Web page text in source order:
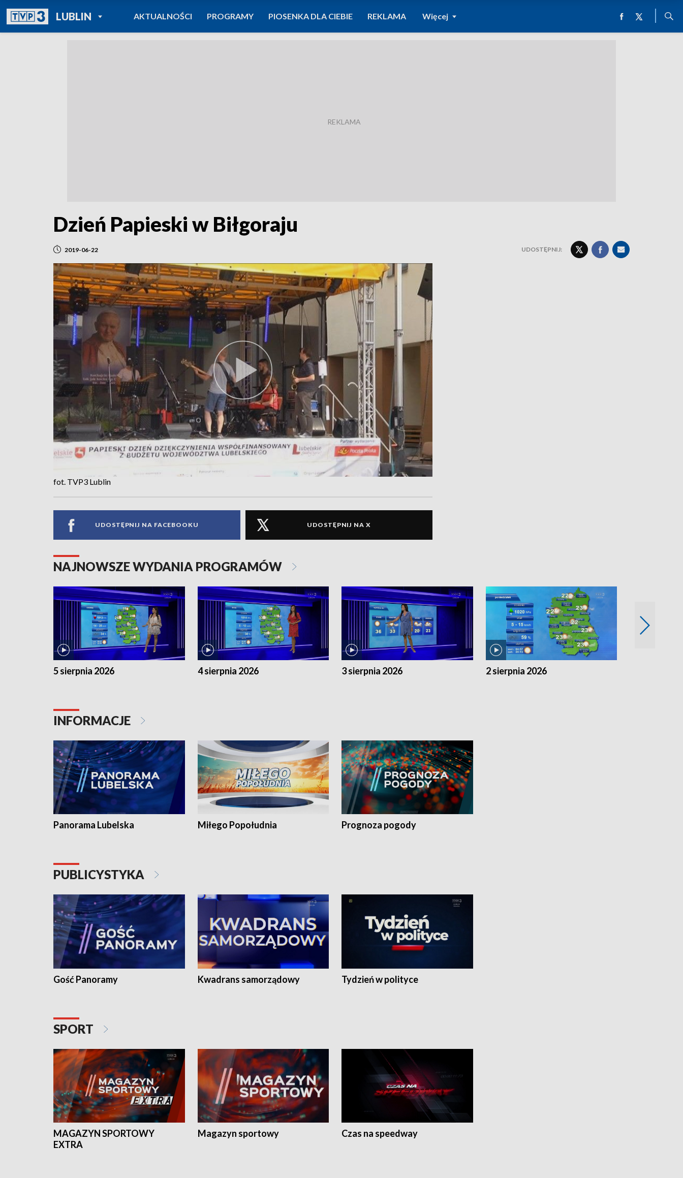
LUBLINPOWRÓT DO
TVP REGIONY
AKTUALNOŚCI PROGRAMY PIOSENKA DLA CIEBIE REKLAMA Więcej
Dzień Papieski w Biłgoraju
2019-06-22 UDOSTĘPNIJ:
fot. TVP3 Lublin
UDOSTĘPNIJ NA FACEBOOKU UDOSTĘPNIJ NA X
NAJNOWSZE WYDANIA PROGRAMÓW
5 sierpnia 2026 4 sierpnia 2026 3 sierpnia 2026 2 sierpnia 2026
INFORMACJE
Panorama Lubelska Miłego Popołudnia Prognoza pogody
PUBLICYSTYKA
Gość Panoramy Kwadrans samorządowy Tydzień w polityce
SPORT
MAGAZYN SPORTOWY
EXTRA
Magazyn sportowy Czas na speedway